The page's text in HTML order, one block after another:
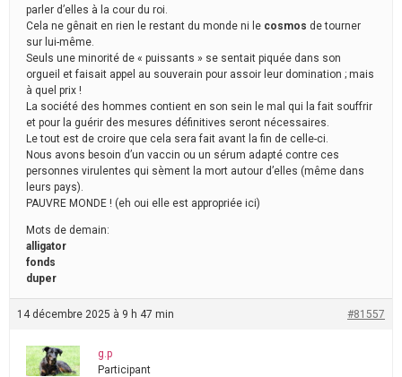
parler d’elles à la cour du roi.
Cela ne gênait en rien le restant du monde ni le cosmos de tourner
sur lui-même.
Seuls une minorité de « puissants » se sentait piquée dans son
orgueil et faisait appel au souverain pour assoir leur domination ; mais
à quel prix !
La société des hommes contient en son sein le mal qui la fait souffrir
et pour la guérir des mesures définitives seront nécessaires.
Le tout est de croire que cela sera fait avant la fin de celle-ci.
Nous avons besoin d’un vaccin ou un sérum adapté contre ces
personnes virulentes qui sèment la mort autour d’elles (même dans
leurs pays).
PAUVRE MONDE ! (eh oui elle est appropriée ici)
Mots de demain:
alligator
fonds
duper
14 décembre 2025 à 9 h 47 min #81557
g.p
Participant